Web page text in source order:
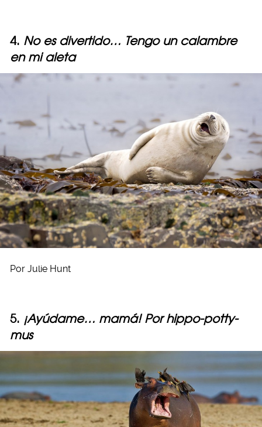
4. No es divertido… Tengo un calambre
en mi aleta
Por Julie Hunt
5. ¡Ayúdame… mamá! Por hippo-potty-
mus